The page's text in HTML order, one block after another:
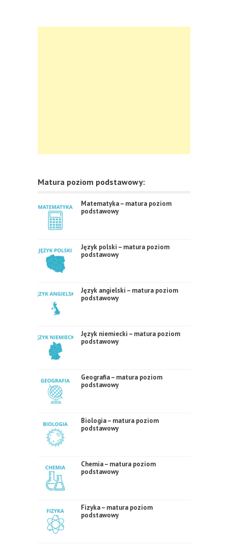
Matura poziom podstawowy:
Matematyka – matura poziom
podstawowy
Język polski – matura poziom
podstawowy
Język angielski – matura poziom
podstawowy
Język niemiecki – matura poziom
podstawowy
Geografia – matura poziom
podstawowy
Biologia – matura poziom
podstawowy
Chemia – matura poziom
podstawowy
Fizyka – matura poziom
podstawowy